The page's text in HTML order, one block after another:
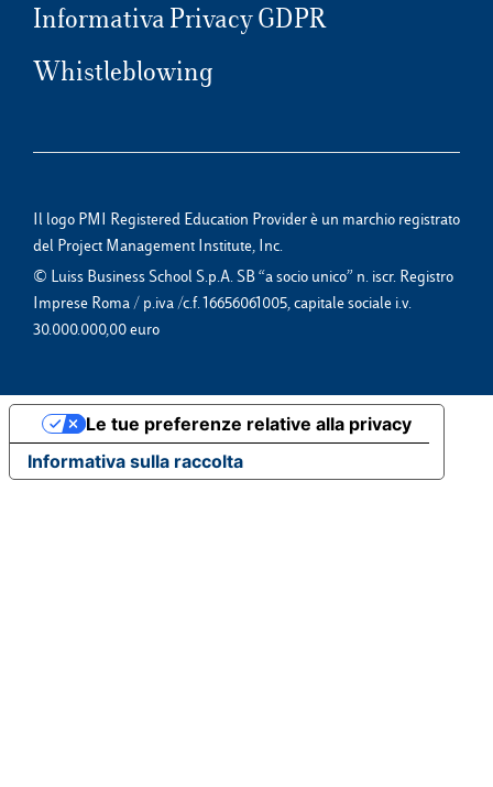
Informativa Privacy GDPR
Whistleblowing
Il logo PMI Registered Education Provider è un marchio registrato
del Project Management Institute, Inc.
© Luiss Business School S.p.A. SB “a socio unico” n. iscr. Registro
Imprese Roma / p.iva /c.f. 16656061005, capitale sociale i.v.
30.000.000,00 euro
Informativa sulla raccolta
Le tue preferenze relative alla privacy